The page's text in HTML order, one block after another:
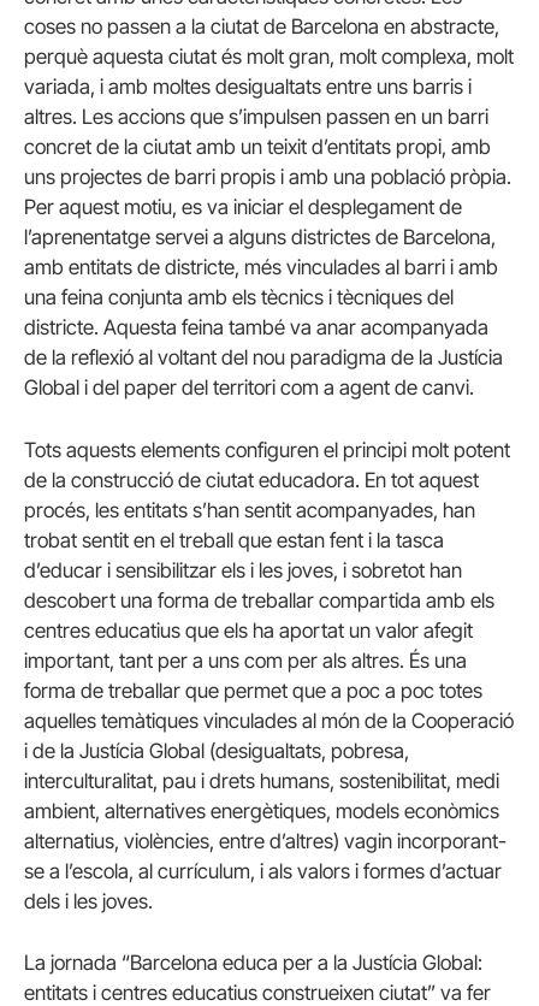
coses no passen a la ciutat de Barcelona en abstracte,
perquè aquesta ciutat és molt gran, molt complexa, molt
variada, i amb moltes desigualtats entre uns barris i
altres. Les accions que s’impulsen passen en un barri
concret de la ciutat amb un teixit d’entitats propi, amb
uns projectes de barri propis i amb una població pròpia.
Per aquest motiu, es va iniciar el desplegament de
l’aprenentatge servei a alguns districtes de Barcelona,
amb entitats de districte, més vinculades al barri i amb
una feina conjunta amb els tècnics i tècniques del
districte. Aquesta feina també va anar acompanyada
de la reflexió al voltant del nou paradigma de la Justícia
Global i del paper del territori com a agent de canvi.
Tots aquests elements configuren el principi molt potent
de la construcció de ciutat educadora. En tot aquest
procés, les entitats s’han sentit acompanyades, han
trobat sentit en el treball que estan fent i la tasca
d’educar i sensibilitzar els i les joves, i sobretot han
descobert una forma de treballar compartida amb els
centres educatius que els ha aportat un valor afegit
important, tant per a uns com per als altres. És una
forma de treballar que permet que a poc a poc totes
aquelles temàtiques vinculades al món de la Cooperació
i de la Justícia Global (desigualtats, pobresa,
interculturalitat, pau i drets humans, sostenibilitat, medi
ambient, alternatives energètiques, models econòmics
alternatius, violències, entre d’altres) vagin incorporant-
se a l’escola, al currículum, i als valors i formes d’actuar
dels i les joves.
La jornada “Barcelona educa per a la Justícia Global:
entitats i centres educatius construeixen ciutat” va fer